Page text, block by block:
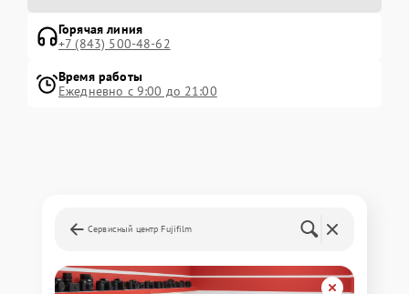
Горячая линия
+7 (843) 500-48-62
Время работы
Ежедневно с 9:00 до 21:00
Сервисный центр Fujifilm